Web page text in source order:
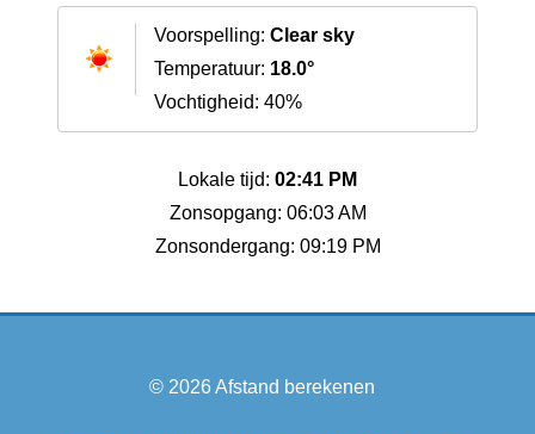
Voorspelling: Clear sky
Temperatuur: 18.0°
Vochtigheid: 40%
Lokale tijd: 02:41 PM
Zonsopgang: 06:03 AM
Zonsondergang: 09:19 PM
© 2026Afstand berekenen